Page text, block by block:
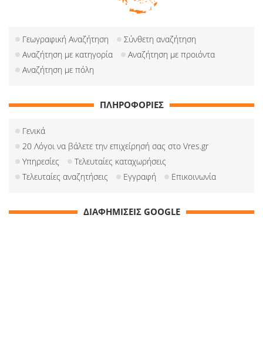
Γεωγραφική Αναζήτηση
Σύνθετη αναζήτηση
Αναζήτηση με κατηγορία
Αναζήτηση με προιόντα
Αναζήτηση με πόλη
ΠΛΗΡΟΦΟΡΙΕΣ
Γενικά
20 Λόγοι να βάλετε την επιχείρησή σας στο Vres.gr
Υπηρεσίες
Τελευταίες καταχωρήσεις
Τελευταίες αναζητήσεις
Εγγραφή Επικοινωνία
ΔΙΑΦΗΜΙΣΕΙΣ GOOGLE